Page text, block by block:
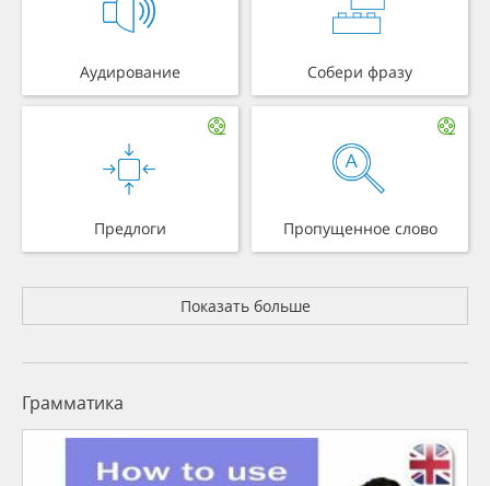
Аудирование Собери фразу
Предлоги Пропущенное слово
Показать больше
Грамматика